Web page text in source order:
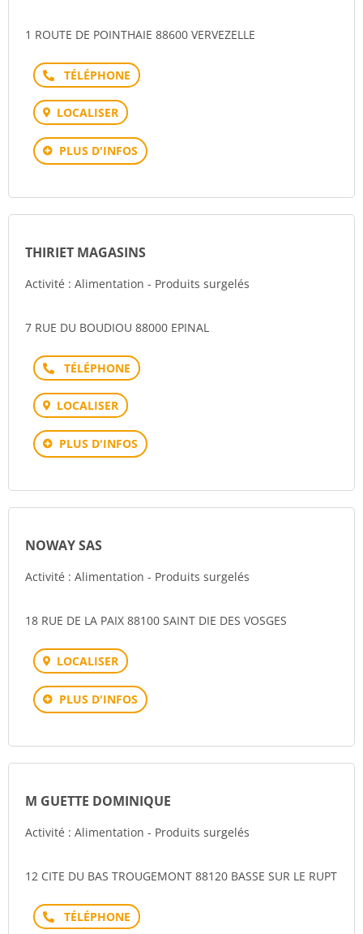
1 ROUTE DE POINTHAIE 88600 VERVEZELLE
Téléphone
LOCALISER
PLUS D'INFOS
THIRIET MAGASINS
Activité : Alimentation - Produits surgelés
7 RUE DU BOUDIOU 88000 EPINAL
Téléphone
LOCALISER
PLUS D'INFOS
NOWAY SAS
Activité : Alimentation - Produits surgelés
18 RUE DE LA PAIX 88100 SAINT DIE DES VOSGES
LOCALISER
PLUS D'INFOS
M GUETTE DOMINIQUE
Activité : Alimentation - Produits surgelés
12 CITE DU BAS TROUGEMONT 88120 BASSE SUR LE RUPT
Téléphone